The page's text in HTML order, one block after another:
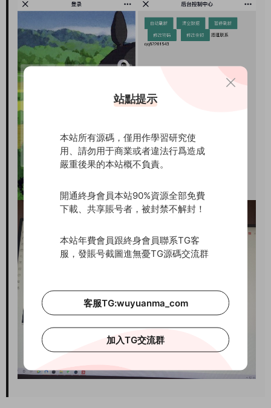
站點提示
本站所有源碼，僅用作學習研究使
用、請勿用于商業或者違法行爲造成
嚴重後果的本站概不負責。
開通終身會員本站90%資源全部免費
下載、共享賬号者，被封禁不解封！
本站年費會員跟終身會員聯系TG客
服，發賬号截圖進無憂TG源碼交流群
客服TG:wuyuanma_com
加入TG交流群